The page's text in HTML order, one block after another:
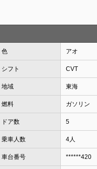
色 アオ
シフト CVT
地域 東海
燃料 ガソリン
ドア数 5
乗車人数 4人
車台番号 ******420